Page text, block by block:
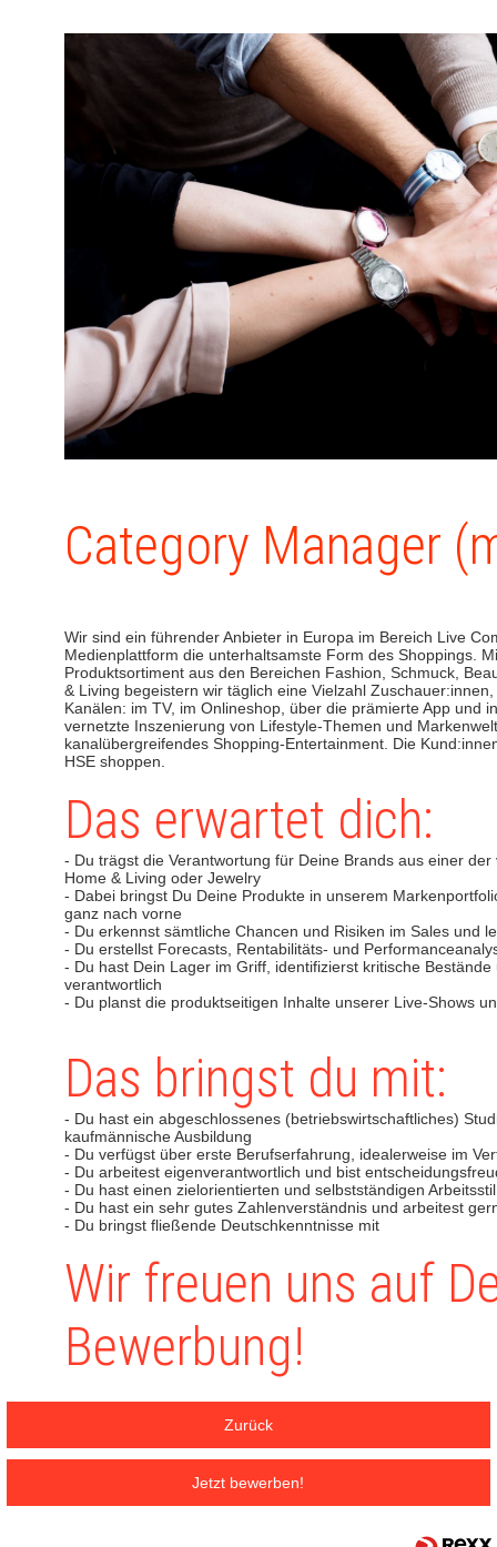
Category Manager
Wir sind ein führender Anbieter in Europa im Bereich Live
Medienplattform die unterhaltsamste Form des Shoppings.
Produktsortiment aus den Bereichen Fashion, Schmuck,
& Living begeistern wir täglich eine Vielzahl
Kanälen: im TV, im Onlineshop, über die prämierte App und
vernetzte Inszenierung von Lifestyle-Themen und
kanalübergreifendes Shopping-Entertainment. Die
HSE shoppen.
Das erwartet dich:
- Du trägst die Verantwortung für Deine Brands aus einer
Home & Living oder Jewelry
- Dabei bringst Du Deine Produkte in unserem
ganz nach vorne
- Du erkennst sämtliche Chancen und Risiken im Sales und
- Du erstellst Forecasts, Rentabilitäts- und
- Du hast Dein Lager im Griff, identifizierst kritische
verantwortlich
- Du planst die produktseitigen Inhalte unserer Live-Shows
Das bringst du mit:
- Du hast ein abgeschlossenes (betriebswirtschaftliches)
kaufmännische Ausbildung
- Du verfügst über erste Berufserfahrung, idealerweise im
- Du arbeitest eigenverantwortlich und bist
- Du hast einen zielorientierten und selbstständigen Arbeitsstil
- Du hast ein sehr gutes Zahlenverständnis und arbeitest
- Du bringst fließende Deutschkenntnisse mit
Wir freuen uns auf
Bewerbung!
Zurück
Jetzt bewerben!